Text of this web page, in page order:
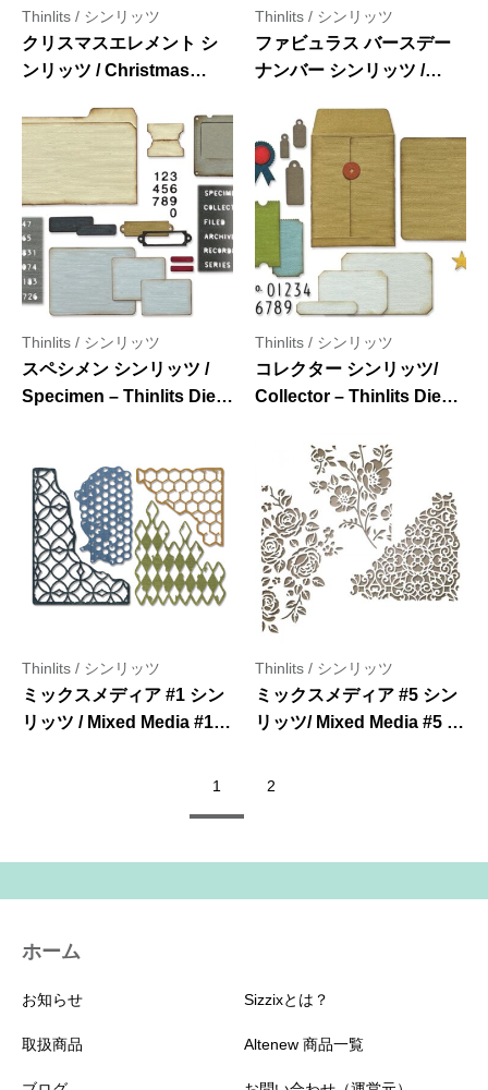
Thinlits / シンリッツ
クリスマスエレメント シ
ンリッツ / Christmas
Set 10PK by Lisa Jones
Thinlits / シンリッツ
ファビュラス バースデー
ナンバー シンリッツ /
Numbers – Thinlits Die
Set 15PK by Debi Potter
Thinlits / シンリッツ
スペシメン シンリッツ /
Specimen – Thinlits Die
Thinlits / シンリッツ
コレクター シンリッツ/
Collector – Thinlits Die
Thinlits / シンリッツ
ミックスメディア #1 シン
リッツ / Mixed Media #1 –
Thinlits / シンリッツ
ミックスメディア #5 シン
リッツ/ Mixed Media #5 –
Tim Holtz
1 2
ホーム
お知らせ Sizzixとは？
取扱商品 Altenew 商品一覧